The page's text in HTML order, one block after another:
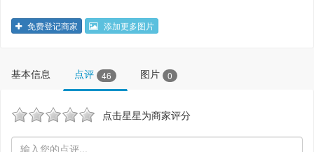
免费登记商家 添加更多图片
基本信息 点评 46 图片 0
点击星星为商家评分